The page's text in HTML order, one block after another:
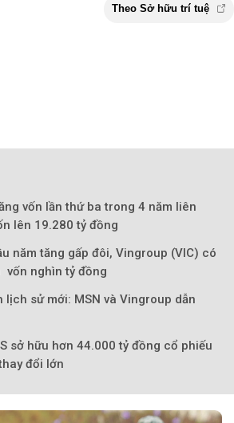
vốn lần thứ ba trong 4 năm liên
lên 19.280 tỷ đồng
năm tăng gấp đôi, Vingroup (VIC) có
nghìn tỷ đồng
lịch sử mới: MSN và Vingroup dẫn
sở hữu hơn 44.000 tỷ đồng cổ phiếu
đổi lớn